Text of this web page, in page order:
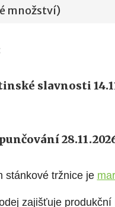
množství)
slavnosti
stánkové tržnice je
zajišťuje produkční